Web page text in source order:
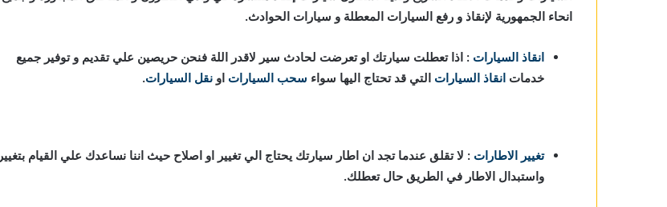
انحاء الجمهورية لإنقاذ و رفع السيارات المعطلة و سيارات الحوادث.
انقاذ السيارات : اذا تعطلت سيارتك او تعرضت لحادث سير لاقدر اللة فنحن حريصين علي تقديم و توفير جميع
خدمات انقاذ السيارات التي قد تحتاج اليها سواء سحب السيارات او نقل السيارات.
تغيير الاطارات : لا تقلق عندما تجد ان اطار سيارتك يحتاج الي تغيير او اصلاح حيث اننا نساعدك علي القيام بتغيير
واستبدال الاطار في الطريق حال تعطلك.